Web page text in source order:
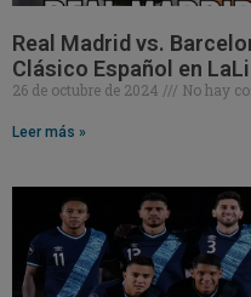
Real Madrid vs.
Clásico Español en
26 de octubre de 2024 No hay
Leer más »